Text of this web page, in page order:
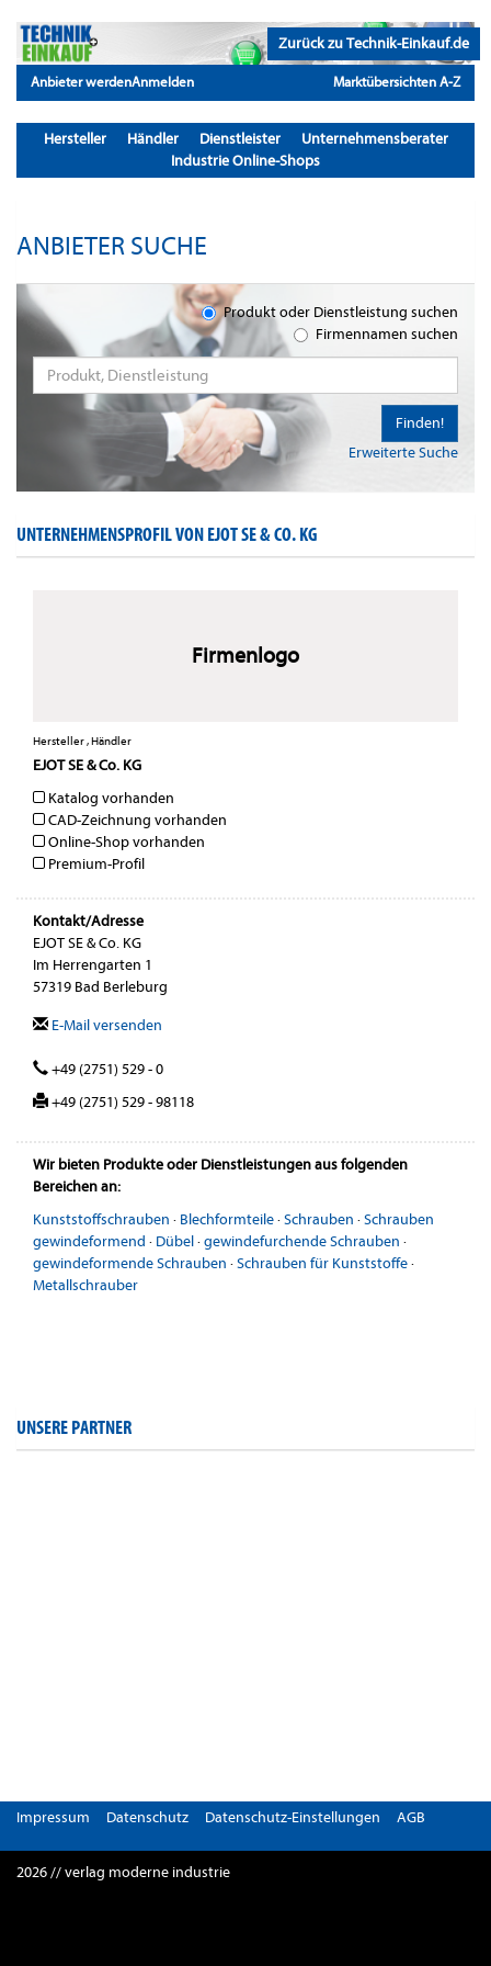
Zurück zu Technik-Einkauf.de
Anbieter werdenAnmelden Marktübersichten A-Z
Hersteller Händler Dienstleister
Unternehmensberater
Industrie Online-Shops
ANBIETER SUCHE
Produkt oder Dienstleistung suchen
Firmennamen suchen
Erweiterte Suche
Finden!
UNTERNEHMENSPROFIL VON EJOT SE & CO. KG
Firmenlogo
Hersteller , Händler
EJOT SE & Co. KG
Katalog vorhanden
CAD-Zeichnung vorhanden
Online-Shop vorhanden
Premium-Profil
Kontakt/Adresse
EJOT SE & Co. KG
Im Herrengarten 1
57319 Bad Berleburg
E-Mail versenden
+49 (2751) 529 - 0
+49 (2751) 529 - 98118
Wir bieten Produkte oder Dienstleistungen aus folgenden
Bereichen an:
Kunststoffschrauben · Blechformteile·Schrauben ·Schrauben
gewindeformend · Dübel·gewindefurchende Schrauben ·
gewindeformende Schrauben ·Schrauben für Kunststoffe·
Metallschrauber
UNSERE PARTNER
Impressum Datenschutz Datenschutz-Einstellungen AGB
2026 // verlag moderne industrie